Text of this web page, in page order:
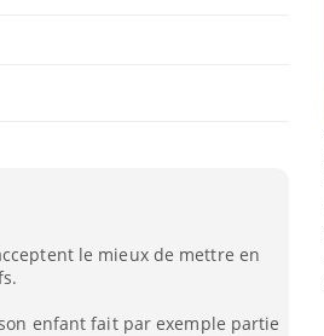
le mieux de mettre en
enfant fait par exemple partie
comme parfois chez les soignants.